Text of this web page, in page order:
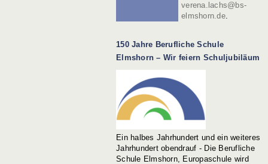
verena.lachs@bs-
elmshorn.de.
150 Jahre Berufliche Schule
Elmshorn – Wir feiern Schuljubiläum
Ein halbes Jahrhundert und ein weiteres
Jahrhundert obendrauf - Die Berufliche
Schule Elmshorn, Europaschule wird